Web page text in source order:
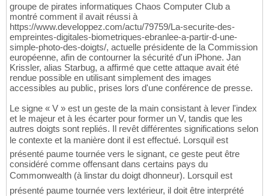
groupe de pirates informatiques Chaos Computer Club a
montré comment il avait réussi à
https://www.developpez.com/actu/79759/La-securite-des-
empreintes-digitales-biometriques-ebranlee-a-partir-d-une-
simple-photo-des-doigts/, actuelle présidente de la Commission
européenne, afin de contourner la sécurité d'un iPhone. Jan
Krissler, alias Starbug, a affirmé que cette attaque avait été
rendue possible en utilisant simplement des images
accessibles au public, prises lors d'une conférence de presse.
Le signe « V » est un geste de la main consistant à lever l'index
et le majeur et à les écarter pour former un V, tandis que les
autres doigts sont repliés. Il revêt différentes significations selon
le contexte et la manière dont il est effectué. Lorsquil est
présenté paume tournée vers le signant, ce geste peut être
considéré comme offensant dans certains pays du
Commonwealth (à linstar du doigt dhonneur). Lorsquil est
présenté paume tournée vers lextérieur, il doit être interprété